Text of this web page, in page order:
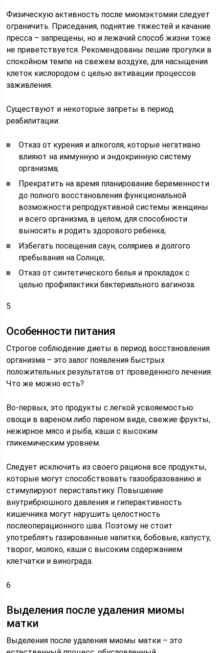
Физическую активность после миомэктомии следует
ограничить. Приседания, поднятие тяжестей и качание
пресса – запрещены, но и лежачий способ жизни тоже
не приветствуется. Рекомендованы пешие прогулки в
спокойном темпе на свежем воздухе, для насыщения
клеток кислородом с целью активации процессов
заживления.
Существуют и некоторые запреты в период
реабилитации:
Отказ от курения и алкоголя, которые негативно
влияют на иммунную и эндокринную систему
организма;
Прекратить на время планирование беременности
до полного восстановления функциональной
возможности репродуктивной системы женщины
и всего организма, в целом, для способности
выносить и родить здорового ребенка;
Избегать посещения саун, соляриев и долгого
пребывания на Солнце;
Отказ от синтетического белья и прокладок с
целью профилактики бактериального вагиноза.
5
Особенности питания
Строгое соблюдение диеты в период восстановления
организма – это залог появления быстрых
положительных результатов от проведенного лечения.
Что же можно есть?
Во-первых, это продукты с легкой усвояемостью:
овощи в вареном либо пареном виде, свежие фрукты,
нежирное мясо и рыба, каши с высоким
гликемическим уровнем.
Следует исключить из своего рациона все продукты,
которые могут способствовать газообразованию и
стимулируют перистальтику. Повышение
внутрибрюшного давления и гиперактивность
кишечника могут нарушить целостность
послеоперационного шва. Поэтому не стоит
употреблять газированные напитки, бобовые, капусту,
творог, молоко, каши с высоким содержанием
клетчатки и винограда.
6
Выделения после удаления миомы
матки
Выделения после удаления миомы матки – это